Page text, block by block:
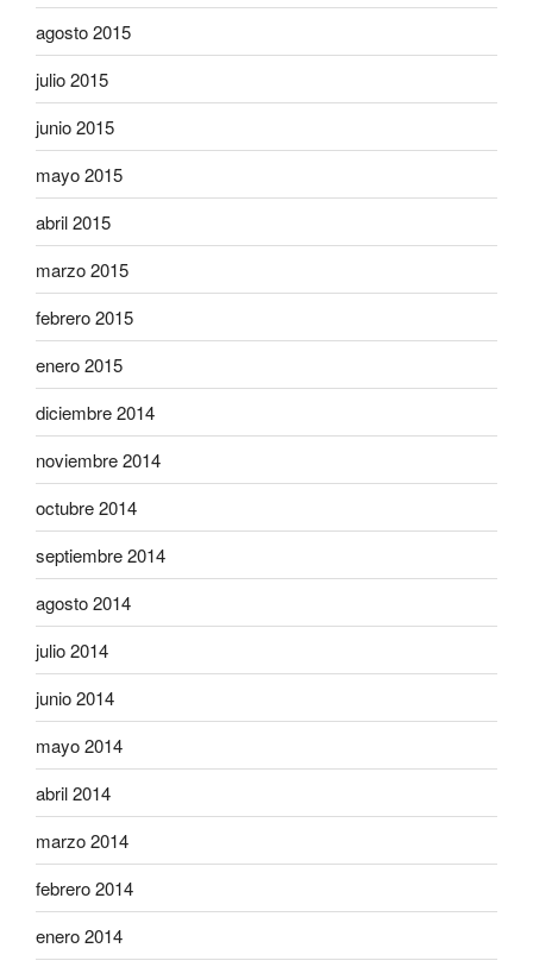
agosto 2015
julio 2015
junio 2015
mayo 2015
abril 2015
marzo 2015
febrero 2015
enero 2015
diciembre 2014
noviembre 2014
octubre 2014
septiembre 2014
agosto 2014
julio 2014
junio 2014
mayo 2014
abril 2014
marzo 2014
febrero 2014
enero 2014